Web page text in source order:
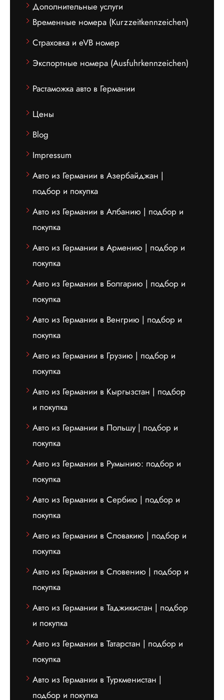
Дополнительные услуги
Временные номера (Kurzzeitkennzeichen)
Страховка и eVB номер
Экспортные номера (Ausfuhrkennzeichen)
Растаможка авто в Германии
Цены
Blog
Impressum
Авто из Германии в Азербайджан |
подбор и покупка
Авто из Германии в Албанию | подбор и
покупка
Авто из Германии в Армению | подбор и
покупка
Авто из Германии в Болгарию | подбор и
покупка
Авто из Германии в Венгрию | подбор и
покупка
Авто из Германии в Грузию | подбор и
покупка
Авто из Германии в Кыргызстан | подбор
и покупка
Авто из Германии в Польшу | подбор и
покупка
Авто из Германии в Румынию: подбор и
покупка
Авто из Германии в Сербию | подбор и
покупка
Авто из Германии в Словакию | подбор и
покупка
Авто из Германии в Словению | подбор и
покупка
Авто из Германии в Таджикистан | подбор
и покупка
Авто из Германии в Татарстан | подбор и
покупка
Авто из Германии в Туркменистан |
подбор и покупка